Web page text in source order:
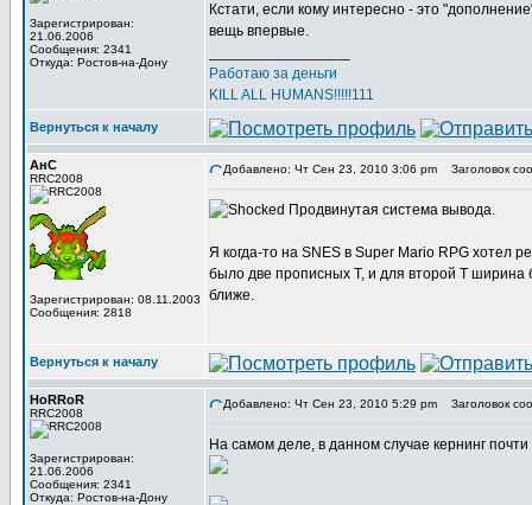
Зарегистрирован:
21.06.2006
Сообщения: 2341
Откуда: Ростов-на-Дону
Кстати, если кому интересно - это
вещь впервые.
Работаю за деньги
KILL ALL HUMANS!!!!!111
Вернуться к началу
АнС
RRC2008
Зарегистрирован: 08.11.2003
Сообщения: 2818
Добавлено: Чт Сен 23, 2010 3:06 pm Заголовок
Продвинутая система вывода.
Я когда-то на SNES в Super Mario RPG хотел
было две прописных Т, и для второй Т ширина
ближе.
Вернуться к началу
HoRRoR
RRC2008
Зарегистрирован:
21.06.2006
Сообщения: 2341
Откуда: Ростов-на-Дону
Добавлено: Чт Сен 23, 2010 5:29 pm Заголовок
На самом деле, в данном случае кернинг